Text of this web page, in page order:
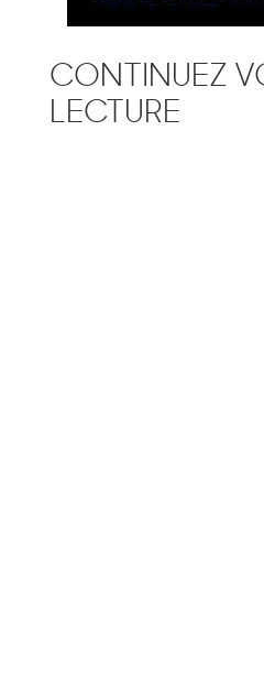
CONTINUEZ
LECTURE